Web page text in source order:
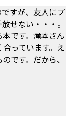
すが、友人にプ
せない・・・。
です。滝本さん
っています。え
です。だから、